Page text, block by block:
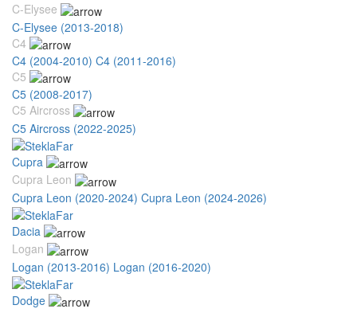
C-Elysee
C-Elysee (2013-2018)
C4
C4 (2004-2010) C4 (2011-2016)
C5
C5 (2008-2017)
C5 Aircross
C5 Aircross (2022-2025)
Cupra
Cupra Leon
Cupra Leon (2020-2024) Cupra Leon (2024-2026)
Dacia
Logan
Logan (2013-2016) Logan (2016-2020)
Dodge